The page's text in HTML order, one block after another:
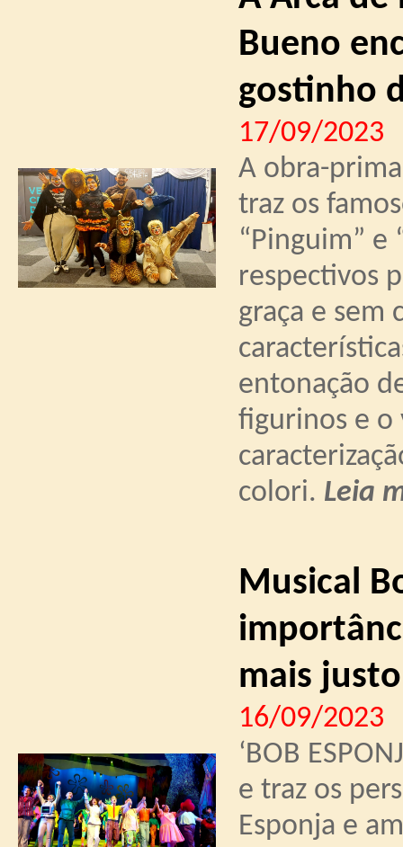
Bueno
gostinho
17/09/2023
A obra-
traz os
“Pinguim” e
respectivos
graça e sem
entonação
figurinos e o
colori. Leia
Musical
mais justo
16/09/2023
‘BOB
e traz os
Esponja e